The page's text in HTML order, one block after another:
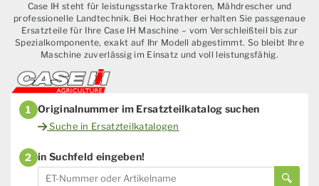
Case IH steht für leistungsstarke Traktoren, Mähdrescher und
professionelle Landtechnik. Bei Hochrather erhalten Sie passgenaue
Ersatzteile für Ihre Case IH Maschine – vom Verschleißteil bis zur
Spezialkomponente, exakt auf Ihr Modell abgestimmt. So bleibt Ihre
Maschine zuverlässig im Einsatz und voll leistungsfähig.
1 Originalnummer im Ersatzteilkatalog suchen
Suche in Ersatzteilkatalogen
2 in Suchfeld eingeben!